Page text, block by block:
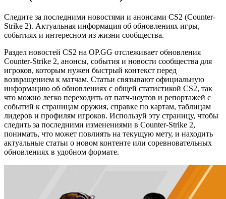
Следите за последними новостями и анонсами CS2 (Counter-
Strike 2). Актуальная информация об обновлениях игры,
событиях и интересном из жизни сообщества.
Раздел новостей CS2 на OP.GG отслеживает обновления
Counter-Strike 2, анонсы, события и новости сообщества для
игроков, которым нужен быстрый контекст перед
возвращением к матчам. Статьи связывают официальную
информацию об обновлениях с общей статистикой CS2, так
что можно легко переходить от патч-ноутов и репортажей с
событий к страницам оружия, справке по картам, таблицам
лидеров и профилям игроков. Используй эту страницу, чтобы
следить за последними изменениями в Counter-Strike 2,
понимать, что может повлиять на текущую мету, и находить
актуальные статьи о новом контенте или соревновательных
обновлениях в удобном формате.